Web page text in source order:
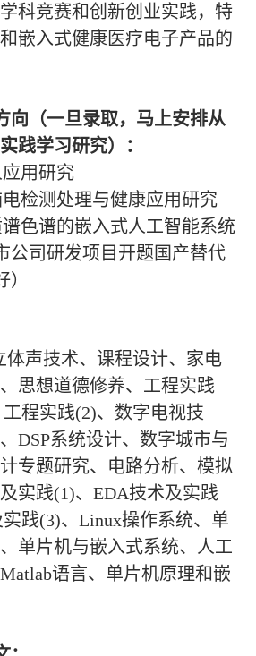
科竞赛和创新创业实践，特
嵌入式健康医疗电子产品的
向 （一旦录取，马上安排从
践学习研究）：
用研究
检测处理与健康应用研究
色谱的嵌入式人工智能系统
公司研发项目开题国产替代
体声技术、课程设计、家电
思想道德修养、工程实践
程实践(2)、数字电视技
DSP系统设计、数字城市与
专题研究、电路分析、模拟
实践(1)、EDA技术及实践
践(3)、Linux操作系统、单
单片机与嵌入式系统、人工
语言、单片机原理和嵌